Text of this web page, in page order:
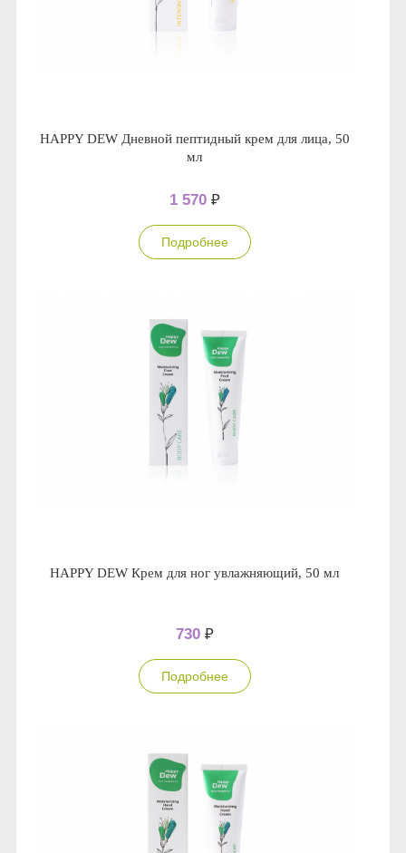
HAPPY DEW Дневной пептидный крем для лица, 50
мл
1 570 ₽
Подробнее
HAPPY DEW Крем для ног увлажняющий, 50 мл
730 ₽
Подробнее